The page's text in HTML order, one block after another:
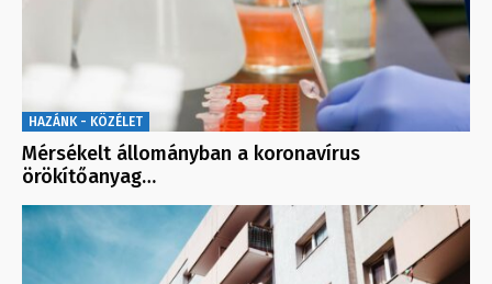
HAZÁNK - KÖZÉLET
Mérsékelt állományban a koronavírus
örökítőanyag…